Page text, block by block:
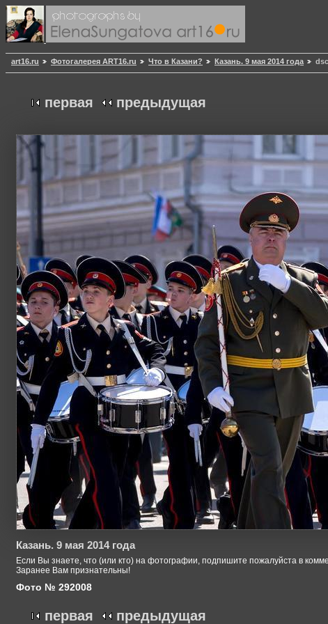
art16.ru Фотогалерея ART16.ru Что в Казани? Казань. 9 мая 2014 года
первая предыдущая
Казань. 9 мая 2014 года
Если Вы знаете, что (или кто) на фотографии, подпишите пожалуйста в
Заранее Вам признательны!
Фото № 292008
первая предыдущая